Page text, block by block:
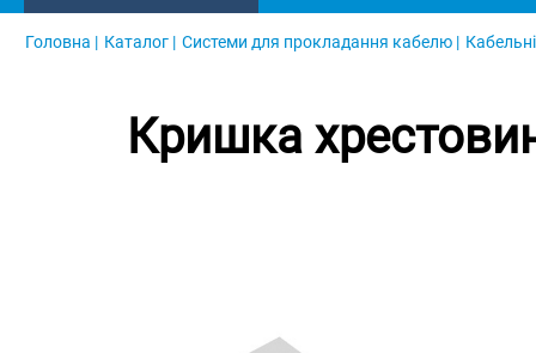
Головна | Каталог | Системи для прокладання кабелю |
Кришка